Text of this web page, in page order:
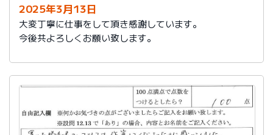
2025年3月13日
大変丁寧に仕事をして頂き感謝しています。
今後共よろしくお願い致します。